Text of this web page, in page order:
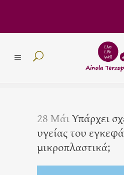
28 ΜάιΥπάρχει
υγείας του
μικροπλαστικά;